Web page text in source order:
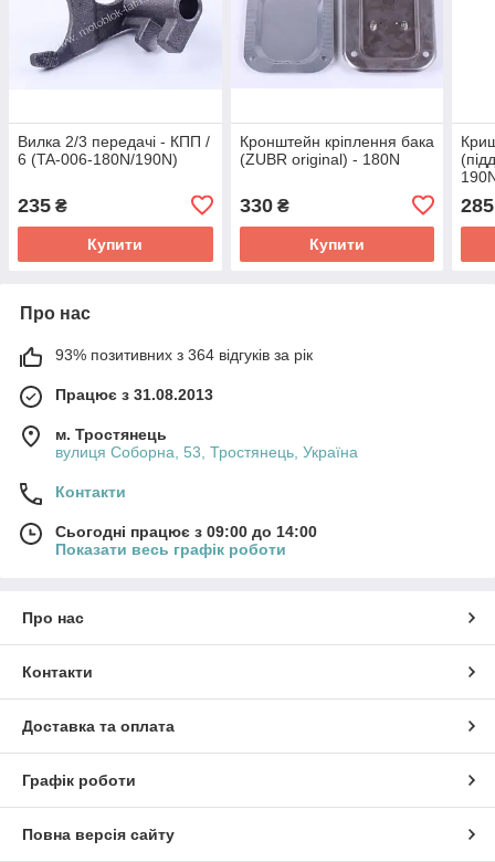
Вилка 2/3 передачі - КПП /
6 (TA-006-180N/190N)
235 ₴
Купити
Кронштейн кріплення бака
(ZUBR original) - 180N
330₴
Купити
285
Про нас
93% позитивних з 364 відгуків за рік
Працює з 31.08.2013
м. Тростянець
вулиця Соборна, 53, Тростянець, Україна
Контакти
Сьогодні працює з 09:00 до 14:00
Показати весь графік роботи
Про нас
Контакти
Доставка та оплата
Графік роботи
Повна версія сайту